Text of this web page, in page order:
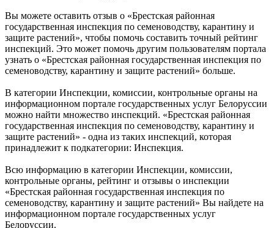
Вы можете оставить отзыв о «Брестская районная
государственная инспекция по семеноводству, карантину и
защите растений», чтобы помочь составить точный рейтинг
инспекций. Это может помочь другим пользователям портала
узнать о «Брестская районная государственная инспекция по
семеноводству, карантину и защите растений» больше.
В категории Инспекции, комиссии, контрольные органы на
информационном портале государственных услуг Белоруссии
можно найти множество инспекций. «Брестская районная
государственная инспекция по семеноводству, карантину и
защите растений» - одна из таких инспекций, которая
принадлежит к подкатегории: Инспекция.
Всю информацию в категории Инспекции, комиссии,
контрольные органы, рейтинг и отзывы о инспекции
«Брестская районная государственная инспекция по
семеноводству, карантину и защите растений» Вы найдете на
информационном портале государственных услуг
Белоруссии.